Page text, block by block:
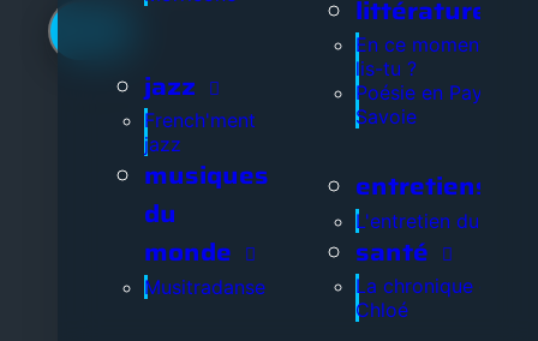
jazz
French'ment
jazz
musiques
du
monde
Musitradanse
littérature
En ce moment, que
lis-tu ?
Poésie en Pays de
Savoie
entretiens
L'entretien du jour
santé
La chronique de
Chloé